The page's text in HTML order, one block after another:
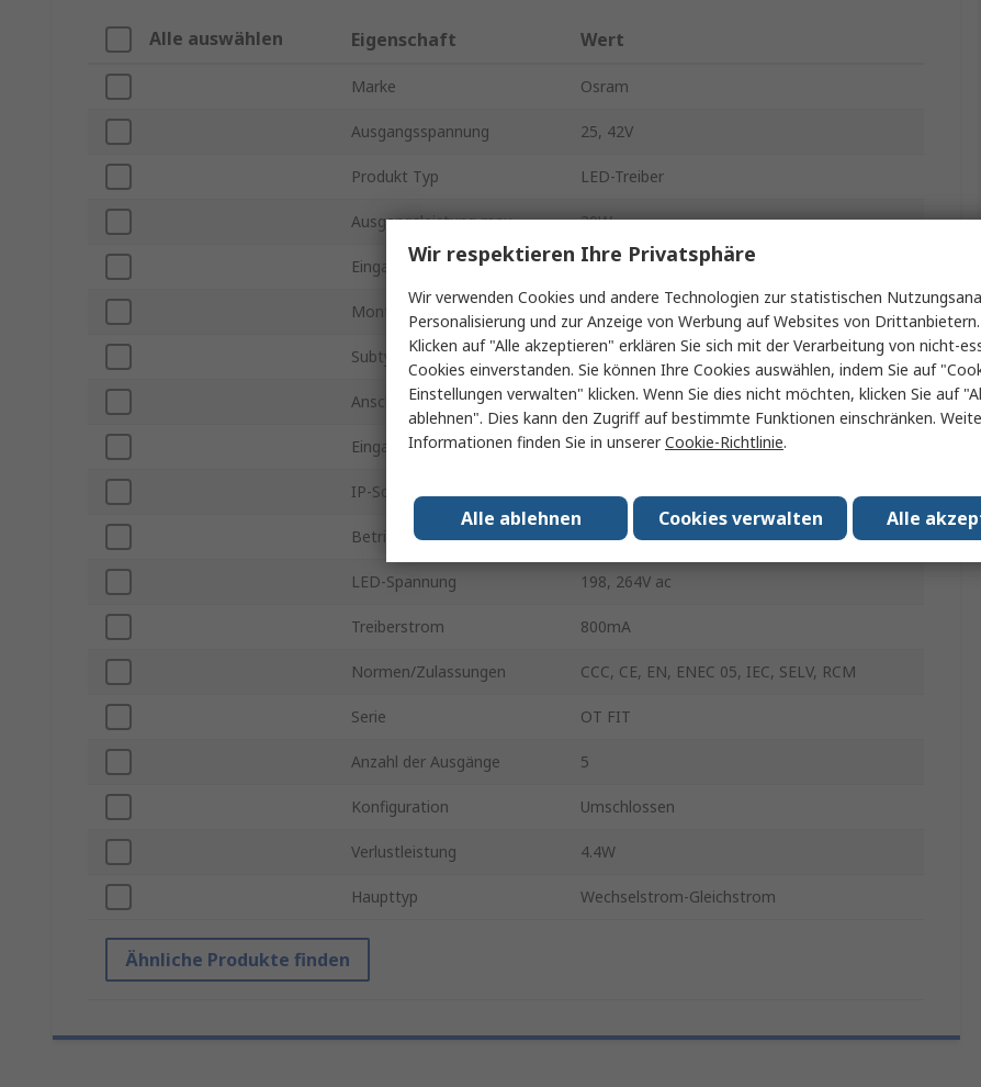
Alle auswählen Eigenschaft Wert
Marke Osram
Ausgangsspannung 25, 42V
Produkt Typ LED-Treiber
Ausgangsleistung max. 30W
Eingangsspannung 220, 240V
Montageart Schraubanschlussklemme
Subtyp LED-Treiber
Anschlusstyp Einsteckbar
Eingangsspannung Typ AC
IP-Schutzart IP20
Betriebsmodi Konstantstrom
LED-Spannung 198, 264V ac
Treiberstrom 800mA
Normen/Zulassungen CCC, CE, EN, ENEC 05, IEC, SELV, RCM
Serie OT FIT
Anzahl der Ausgänge 5
Konfiguration Umschlossen
Verlustleistung 4.4W
Haupttyp Wechselstrom-Gleichstrom
Ähnliche Produkte finden
Wir respektieren Ihre Privatsphäre
Wir verwenden Cookies und andere Technologien zur statistischen
Personalisierung und zur Anzeige von Werbung auf Websites von
Klicken auf "Alle akzeptieren" erklären Sie sich mit der Verarbeitung von nicht-
Cookies einverstanden. Sie können Ihre Cookies auswählen, indem Sie auf
Einstellungen verwalten" klicken. Wenn Sie dies nicht möchten, klicken Sie auf
ablehnen". Dies kann den Zugriff auf bestimmte Funktionen einschränken.
Informationen finden Sie in unsererCookie-Richtlinie.
Alle
Cookies verwalten
Alle ablehnen